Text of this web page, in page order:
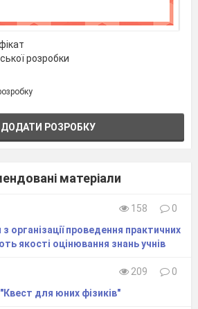
розробки
РОЗРОБКУ
матеріали
158
0
організації проведення практичних
якості оцінювання знань учнів
209
0
для юних фізиків"